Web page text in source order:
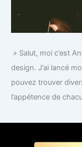
» Salut, moi c’est
design. J’ai lancé
pouvez trouver
l’appétence de